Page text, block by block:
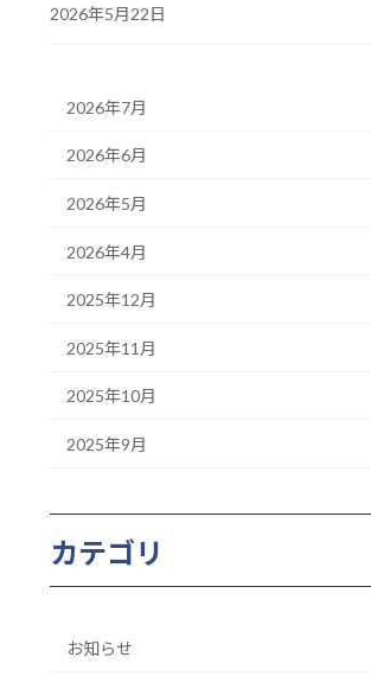
2026年5月22日
2026年7月
2026年6月
2026年5月
2026年4月
2025年12月
2025年11月
2025年10月
2025年9月
カテゴリ
お知らせ